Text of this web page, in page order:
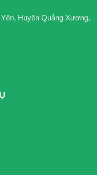
Huyện Quảng Xương,